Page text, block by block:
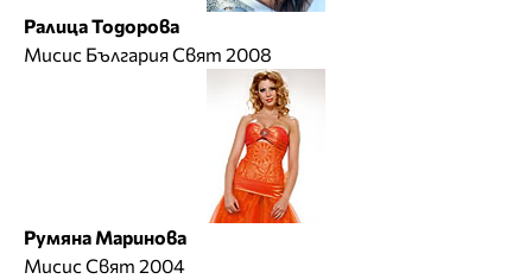
Ралица Тодорова
Мисис България Свят 2008
Румяна Маринова
Мисис Свят 2004